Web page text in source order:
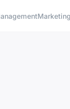
Marketing